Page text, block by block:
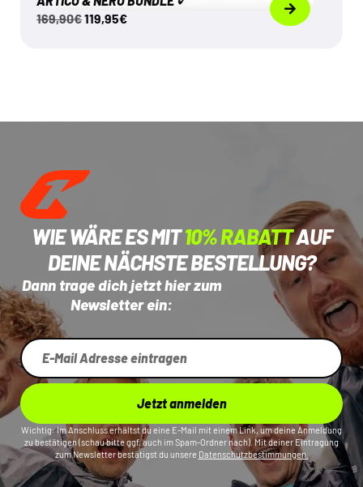
169,90€119,95€
WIE WÄRE ES MIT10% RABATTAUF
DEINE NÄCHSTE BESTELLUNG?
Dann trage dich jetzt hier zum
Newsletter ein:
Jetzt anmelden
Wichtig: Im Anschluss erhältst du eine E-Mail mit einem Link, um deine Anmeldung
zu bestätigen (schau bitte ggf. auch im Spam-Ordner nach). Mit deiner Eintragung
zum Newsletter bestätigst du unsere Datenschutzbestimmungen.